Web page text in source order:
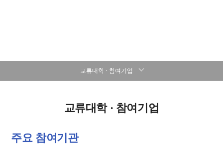
교류대학 · 참여기업
교류대학 · 참여기업
주요 참여기관